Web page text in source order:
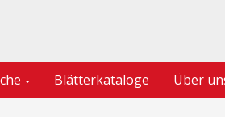
Blätterkataloge Über